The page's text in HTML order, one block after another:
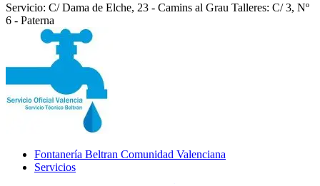
Servicio: C/ Dama de Elche, 23 - Camins al Grau Talleres: C/ 3, Nº
6 - Paterna
Fontanería Beltran Comunidad Valenciana
Servicios